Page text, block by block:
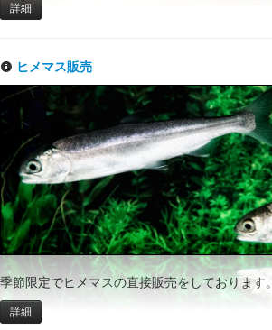
詳細
ヒメマス販売
季節限定でヒメマスの直接販売をしております。
詳細